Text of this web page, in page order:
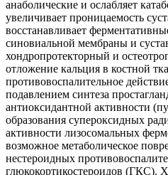
анаболические и ослабляет
увеличивает проницаемость
восстанавливает
синовиальной мембраны и
хондропротекторный и
отложение кальция в костной
противовоспалительное
подавлением синтеза
антиоксидантной активности
образования супероксидных
активности лизосомальных
возможное метаболическое
нестероидных
глюкокортикостероидов (ГКС).